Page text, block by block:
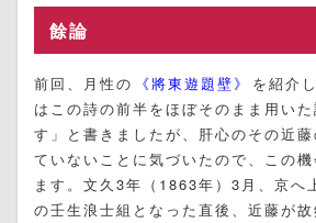
餘論
前回、月性の 《將東遊題壁》
を紹介
はこの詩の前半をほぼそのまま用い
す」と書きましたが、肝心のその近
ていないことに気づいたので、この
ます。文久3年（1863年）3月、京へ
の壬生浪士組となった直後、近藤が